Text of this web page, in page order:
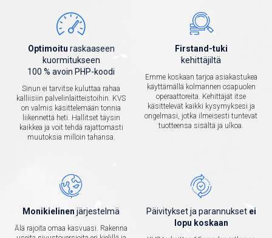
Optimoitu raskaaseen
kuormitukseen
100 % avoin PHP-koodi
Sinun ei tarvitse kuluttaa rahaa
kalliisiin palvelinlaitteistoihin. KVS
on valmis käsittelemään tonnia
liikennettä heti. Hallitset täysin
kaikkea ja voit tehdä rajattomasti
muutoksia milloin tahansa.
Firstand-tuki
kehittäjiltä
Emme koskaan tarjoa asiakastukea
käyttämällä kolmannen osapuolen
operaattoreita. Kehittäjät itse
käsittelevät kaikki kysymyksesi ja
ongelmasi, jotka ilmeisesti tuntevat
tuotteensa sisältä ja ulkoa.
Monikielinen järjestelmä
Älä rajoita omaa kasvuasi. Rakenna
Päivitykset ja parannukset ei
lopu koskaan